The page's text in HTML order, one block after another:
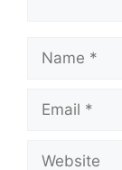
Name
Email
Website